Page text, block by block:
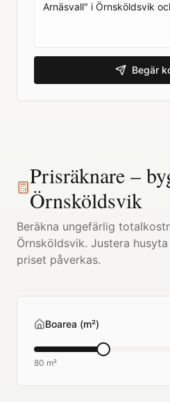
Begär
Prisräknare –
Örnsköldsvik
Beräkna ungefärlig
Örnsköldsvik. Justera
priset påverkas.
Boarea (m²)
80 m²